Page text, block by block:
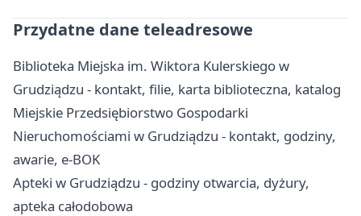
Przydatne dane teleadresowe
Biblioteka Miejska im. Wiktora Kulerskiego w
Grudziądzu - kontakt, filie, karta biblioteczna, katalog
Miejskie Przedsiębiorstwo Gospodarki
Nieruchomościami w Grudziądzu - kontakt, godziny,
awarie, e-BOK
Apteki w Grudziądzu - godziny otwarcia, dyżury,
apteka całodobowa